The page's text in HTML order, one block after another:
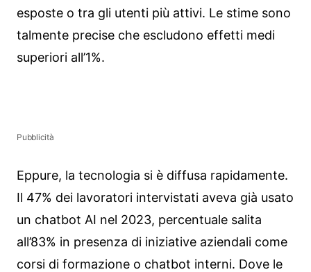
esposte o tra gli utenti più attivi. Le stime sono
talmente precise che escludono effetti medi
superiori all’1%.
Pubblicità
Eppure, la tecnologia si è diffusa rapidamente.
Il 47% dei lavoratori intervistati aveva già usato
un chatbot AI nel 2023, percentuale salita
all’83% in presenza di iniziative aziendali come
corsi di formazione o chatbot interni. Dove le